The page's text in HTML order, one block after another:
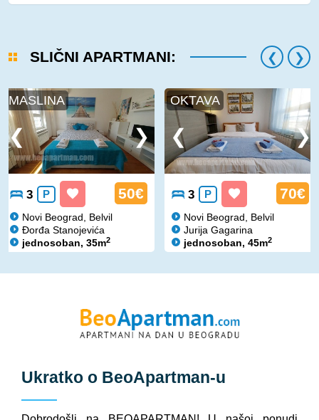
SLIČNI APARTMANI:
MASLINA
3 P 50€
Novi Beograd, Belvil
Đorđa Stanojevića
jednosoban, 35m2
OKTAVA
3 P 70€
Novi Beograd, Belvil
Jurija Gagarina
jednosoban, 45m2
Ukratko o BeoApartman-u